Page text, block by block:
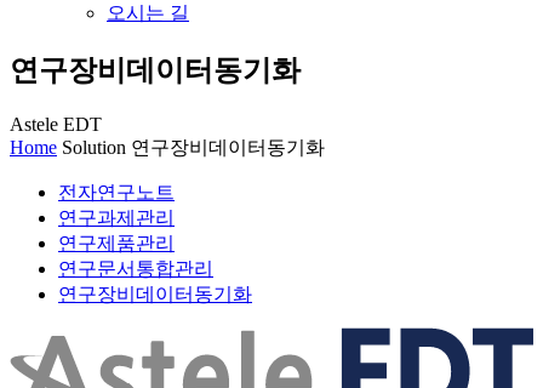
오시는 길
연구장비데이터동기화
Astele EDT
Home Solution 연구장비데이터동기화
전자연구노트
연구과제관리
연구제품관리
연구문서통합관리
연구장비데이터동기화